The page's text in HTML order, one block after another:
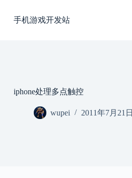
过
手机游戏开发站
iphone处理多点触控
wupei 2011年7月21日